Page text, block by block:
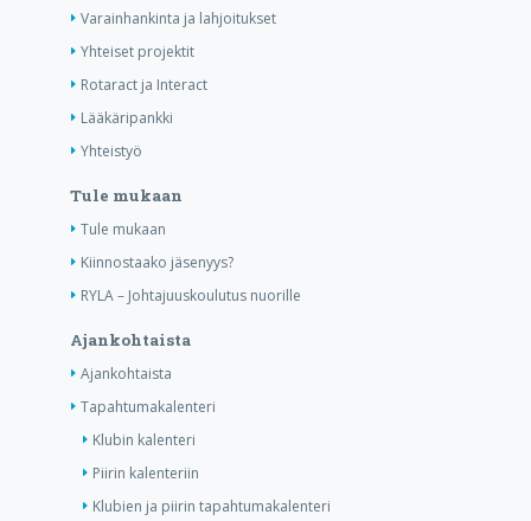
Varainhankinta ja lahjoitukset
Yhteiset projektit
Rotaract ja Interact
Lääkäripankki
Yhteistyö
Tule mukaan
Tule mukaan
Kiinnostaako jäsenyys?
RYLA – Johtajuuskoulutus nuorille
Ajankohtaista
Ajankohtaista
Tapahtumakalenteri
Klubin kalenteri
Piirin kalenteriin
Klubien ja piirin tapahtumakalenteri